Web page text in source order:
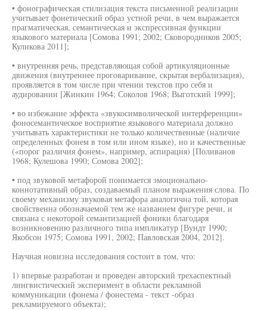
• фонографическая стилизация текста письменной реализации
учитывает фонетический образ устной речи, в чем выражается
прагматическая, семантическая и экспрессивная функции
языкового материала [Сомова 1991; 2002; Сковородников 2005;
Куликова 2011];
• внутренняя речь, представляющая собой артикуляционные
движения (внутреннее проговаривание, скрытая вербализация),
проявляется в том числе при чтении текстов про себя и
аудировании [Жинкин 1964; Соколов 1968; Выготский 1999];
• во избежание эффекта «звукосимволической интерференции»
фоносемантическое восприятие языкового материала должно
учитывать характеристики не только количественные (наличие
определенных фонем в том или ином языке), но и качественные
(«порог различия фонем», например, аспирация) [Поливанов
1968; Кулешова 1990; Сомова 2002];
• под звуковой метафорой понимается эмоционально-
коннотативный образ, создаваемый планом выражения слова. По
своему механизму звуковая метафора аналогична той, которая
свойственна обозначаемой тем же названием фигуре речи, и
связана с некоторой семантизацией фоники благодаря
возникновению различного типа импликатур [Вундт 1990;
Якобсон 1975; Сомова 1991, 2002; Павловская 2004, 2012].
Научная новизна исследования состоит в том, что:
1) впервые разработан и проведен авторский трехаспектный
лингвистический эксперимент в области рекламной
коммуникации (фонема / фонестема - текст -образ
рекламируемого объекта);